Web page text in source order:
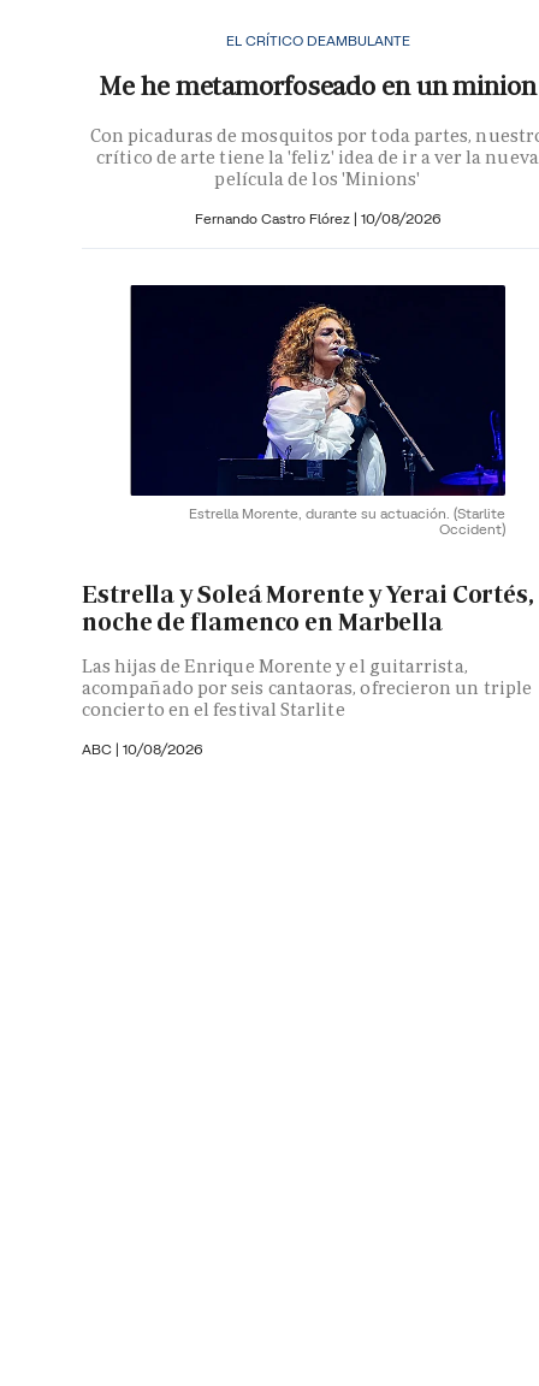
EL CRÍTICO DEAMBULANTE
Me he metamorfoseado en un minion
Con picaduras de mosquitos por toda partes,
crítico de arte tiene la 'feliz' idea de ir a ver la nueva
película de los 'Minions'
Fernando Castro Flórez | 10/08/2026
Estrella Morente, durante su actuación. (Starlite
Occident)
Estrella y Soleá Morente y Yerai Cortés,
noche de flamenco en Marbella
Las hijas de Enrique Morente y el guitarrista,
acompañado por seis cantaoras, ofrecieron un triple
concierto en el festival Starlite
ABC | 10/08/2026